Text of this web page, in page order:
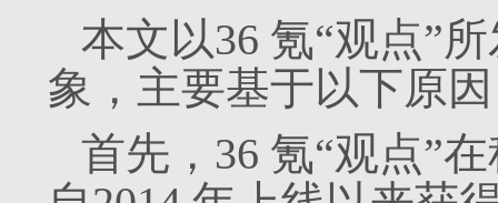
本文以36 氪“观点”
象，主要基于以下原
首先，36 氪“观点”